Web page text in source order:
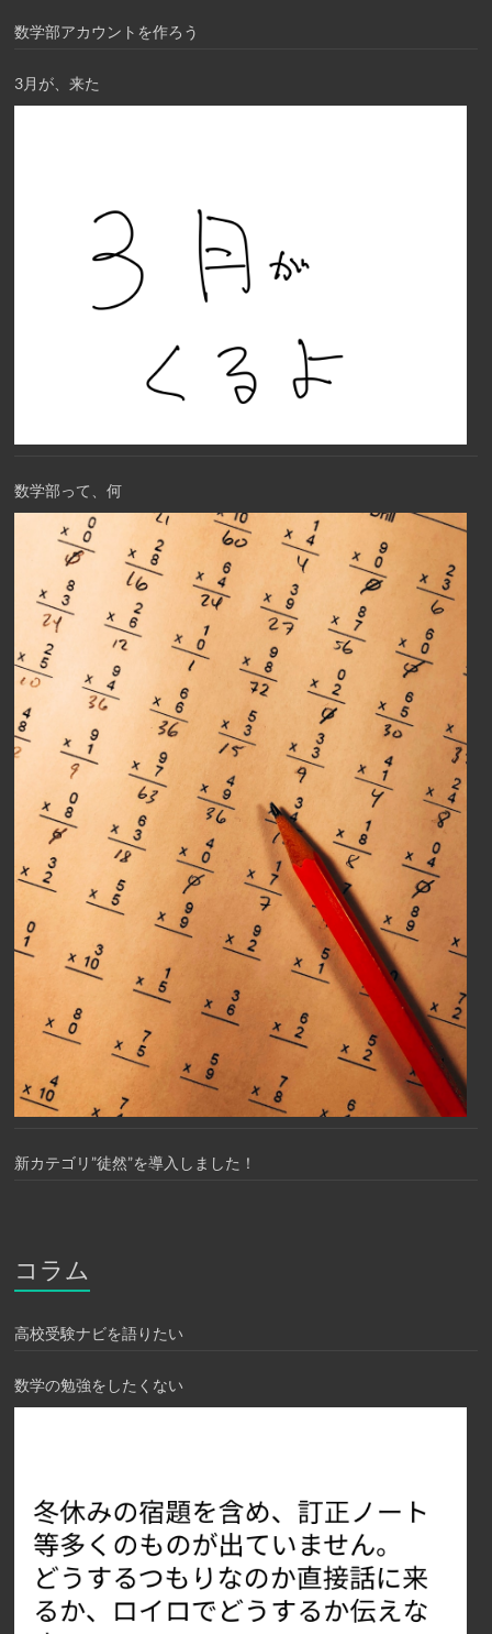
数学部アカウントを作ろう
3月が、来た
数学部って、何
新カテゴリ”徒然”を導入しました！
コラム
高校受験ナビを語りたい
数学の勉強をしたくない